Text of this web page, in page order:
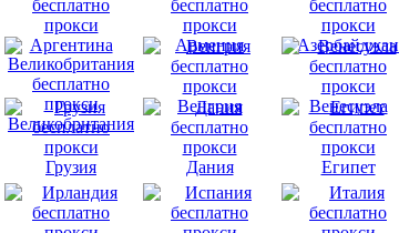
Аргентина Армения Азербайджан
Великобритания
Венгрия Венесуэла
Грузия Дания Египет